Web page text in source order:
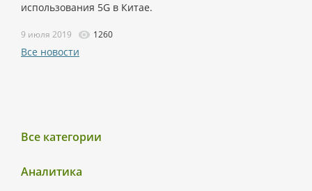
Все категории
Аналитика
использования 5G в Китае.
9 июля 2019 1260
Все новости